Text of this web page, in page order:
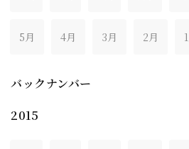
5月 4月 3月 2月
バックナンバー
2015